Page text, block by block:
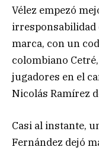
Vélez empezó
irresponsabilidad
marca, con un
colombiano
jugadores en el
Nicolás Ramírez
Casi al instante,
Fernández dejó